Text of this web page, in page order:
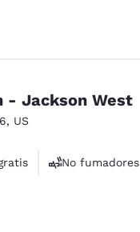
- Jackson West
, US
No fumadores
reseñas